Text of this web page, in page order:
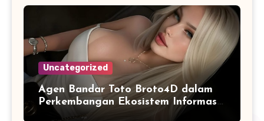
Uncategorized
Agen Bandar Toto Broto4D dalam
Perkembangan Ekosistem Informasi
Digital Masa Kini